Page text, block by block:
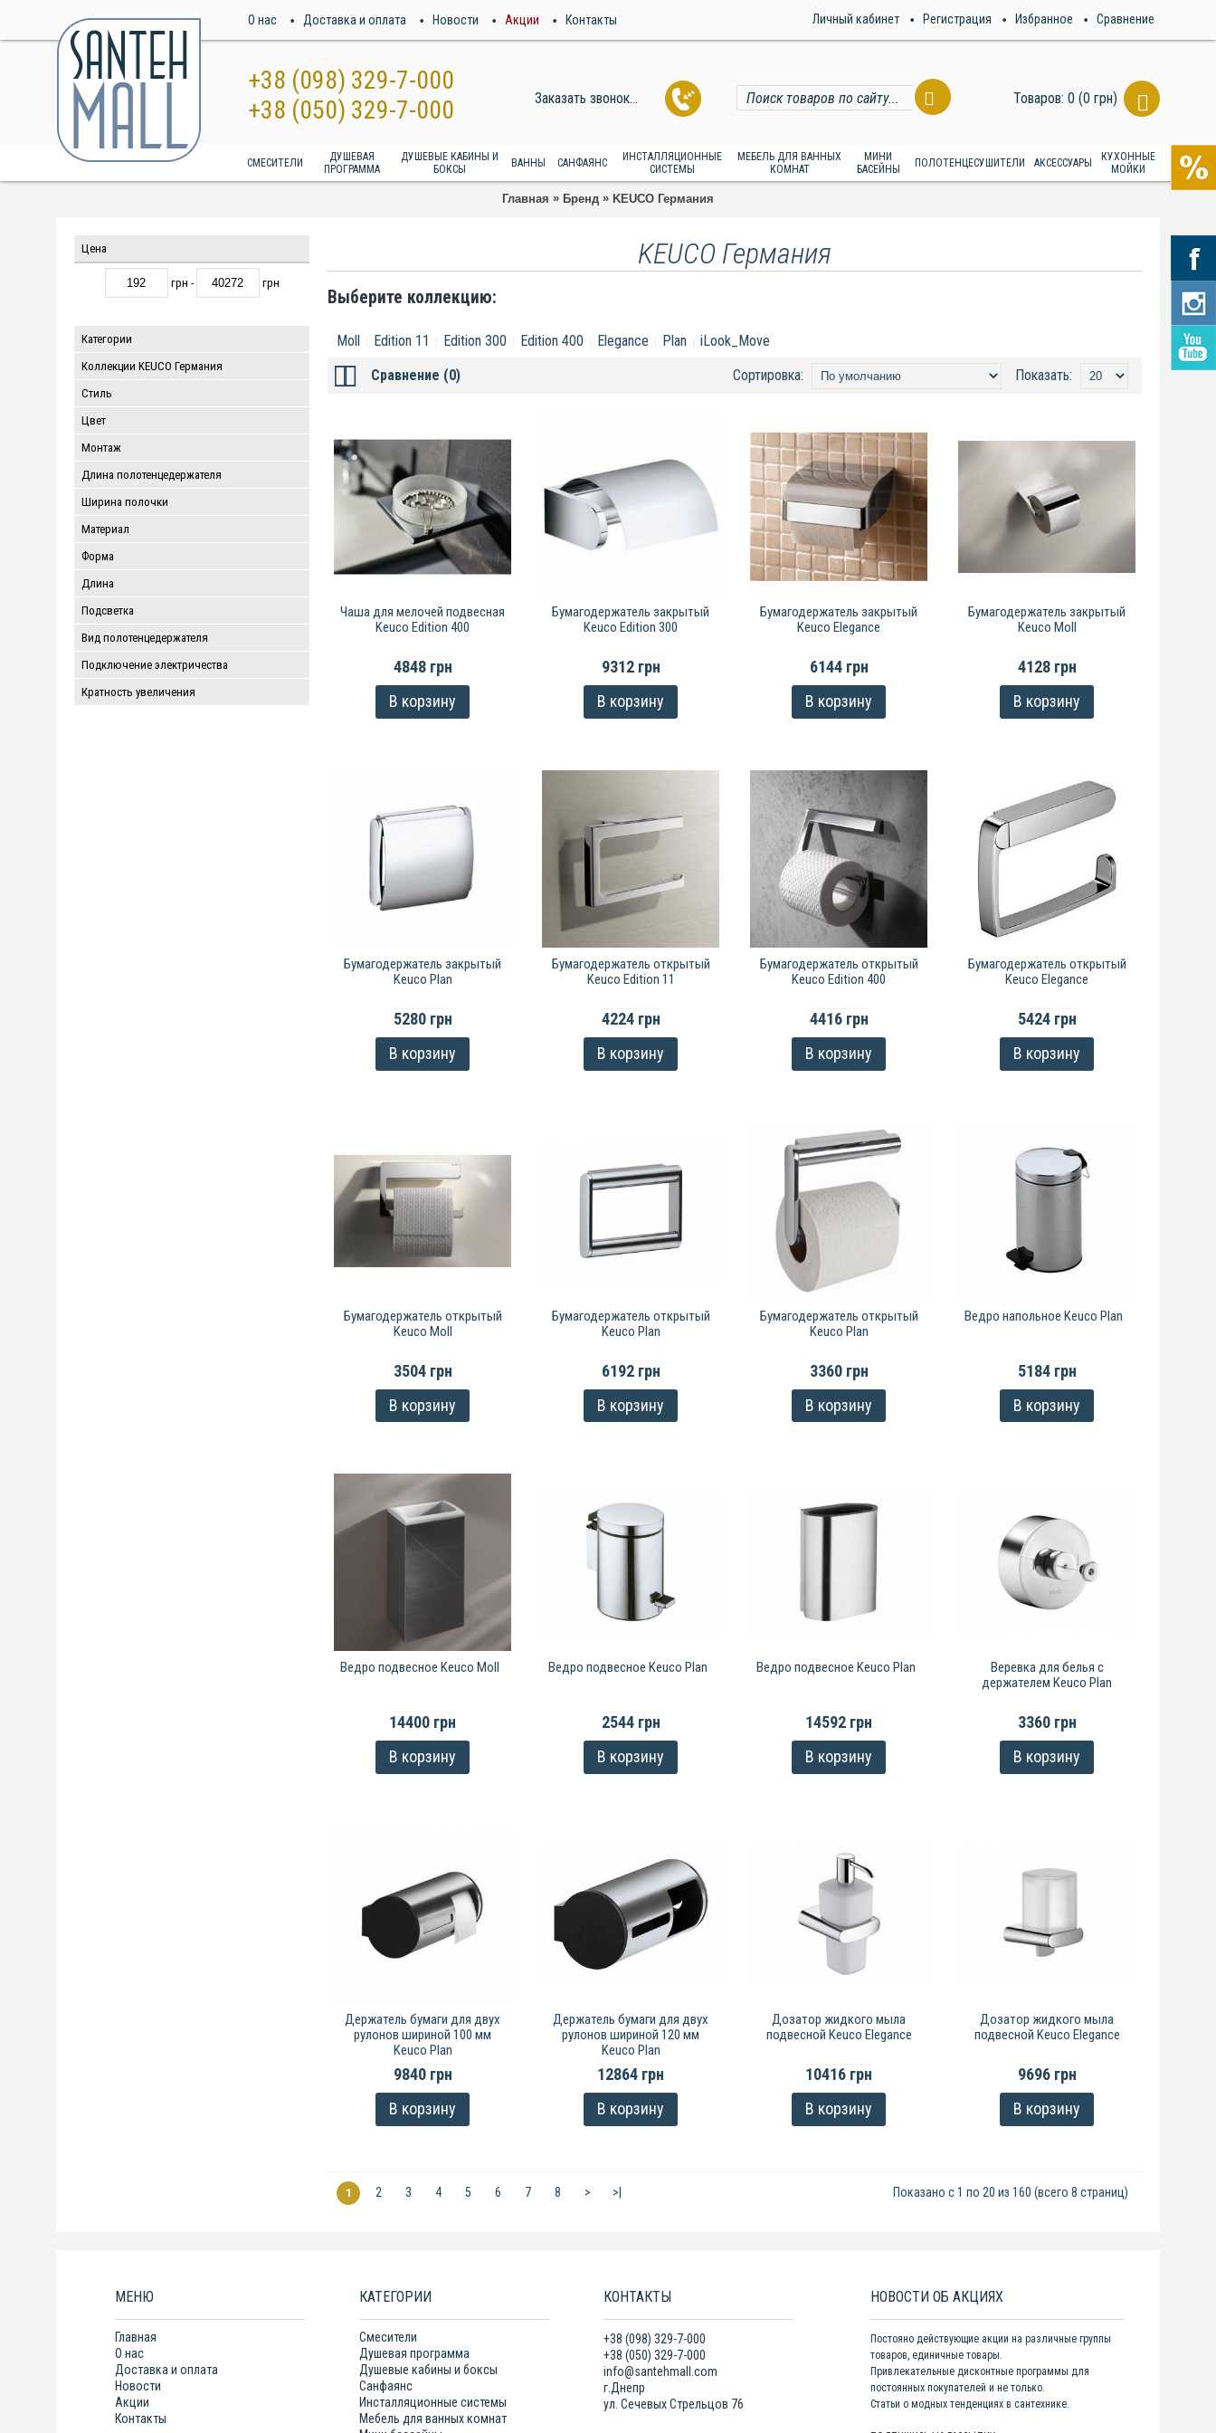
О нас Доставка и оплата Новости Акции Контакты Сравнение
Избранное
Регистрация
Личный кабинет
+38 (098) 329-7-000
+38 (050) 329-7-000
Заказать звонок... Товаров: 0 (0 грн)
СМЕСИТЕЛИ
ДУШЕВАЯ
ПРОГРАММА
ДУШЕВЫЕ КАБИНЫ И
БОКСЫ
ВАННЫ САНФАЯНС
ИНСТАЛЛЯЦИОННЫЕ
СИСТЕМЫ
МЕБЕЛЬ ДЛЯ ВАННЫХ
КОМНАТ
МИНИ
БАСЕЙНЫ
ПОЛОТЕНЦЕСУШИТЕЛИ АКСЕССУАРЫ
КУХОННЫЕ
МОЙКИ
Главная » Бренд » KEUCO Германия
Цена
грн - грн
Категории
Коллекции KEUCO Германия
Стиль
Цвет
Монтаж
Длина полотенцедержателя
Ширина полочки
Материал
Форма
Длина
Подсветка
Вид полотенцедержателя
Подключение электричества
Кратность увеличения
KEUCO Германия
Выберите коллекцию:
Moll Edition 11 Edition 300 Edition 400 Elegance Plan
iLook_Move
Сравнение (0)
Показать:
Сортировка:
Чаша для мелочей подвесная
Keuco Edition 400
4848 грн
В корзину
Бумагодержатель закрытый
Keuco Edition 300
9312 грн
В корзину
Бумагодержатель закрытый
Keuco Elegance
6144 грн
В корзину
Бумагодержатель закрытый
Keuco Moll
4128 грн
В корзину
Бумагодержатель закрытый
Keuco Plan
5280 грн
В корзину
Бумагодержатель открытый
Keuco Edition 11
4224 грн
В корзину
Бумагодержатель открытый
Keuco Edition 400
4416 грн
В корзину
Бумагодержатель открытый
Keuco Elegance
5424 грн
В корзину
Бумагодержатель открытый
Keuco Moll
3504 грн
В корзину
Бумагодержатель открытый
Keuco Plan
6192 грн
В корзину
Бумагодержатель открытый
Keuco Plan
3360 грн
В корзину
Ведро напольное Keuco Plan
5184 грн
В корзину
Ведро подвесное Keuco Moll
14400 грн
В корзину
Ведро подвесное Keuco Plan
2544 грн
В корзину
Ведро подвесное Keuco Plan
14592 грн
В корзину
Веревка для белья с
держателем Keuco Plan
3360 грн
В корзину
Держатель бумаги для двух
рулонов шириной 100 мм
Keuco Plan
9840 грн
В корзину
Держатель бумаги для двух
рулонов шириной 120 мм
Keuco Plan
12864 грн
В корзину
Дозатор жидкого мыла
подвесной Keuco Elegance
10416 грн
В корзину
Дозатор жидкого мыла
подвесной Keuco Elegance
9696 грн
В корзину
1 2 3 4 5 6 7 8 > >| Показано с 1 по 20 из 160 (всего 8 страниц)
МЕНЮ
Главная
О нас
Доставка и оплата
Новости
Акции
Контакты
КАТЕГОРИИ
Смесители
Душевая программа
Душевые кабины и боксы
Санфаянс
Инсталляционные системы
Мебель для ванных комнат
КОНТАКТЫ
+38 (098) 329-7-000
+38 (050) 329-7-000
info@santehmall.com
г.Днепр
ул. Сечевых Стрельцов 76
НОВОСТИ ОБ АКЦИЯХ
Постояно действующие акции на различные группы
товаров, единичные товары.
Привлекательные дисконтные программы для
постоянных покупателей и не только.
Статьи о модных тенденциях в сантехнике.